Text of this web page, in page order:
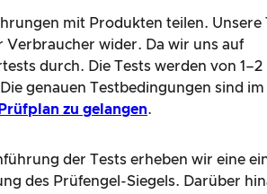
mit Produkten teilen. Unsere
Verbraucher wider. Da wir uns auf
durch. Die Tests werden von 1–2
genauen Testbedingungen sind im
zu gelangen.
der Tests erheben wir eine
des Prüfengel-Siegels. Darüber